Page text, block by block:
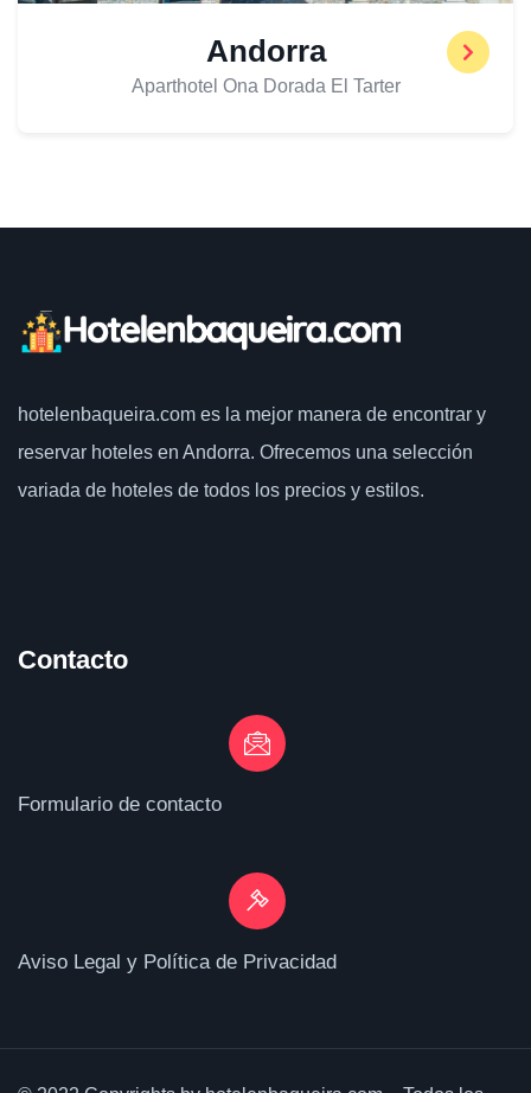
Andorra
Aparthotel Ona Dorada El Tarter
hotelenbaqueira.com es la mejor manera de encontrar y
reservar hoteles en Andorra. Ofrecemos una selección
variada de hoteles de todos los precios y estilos.
Contacto
Formulario de contacto
Aviso Legal y Política de Privacidad